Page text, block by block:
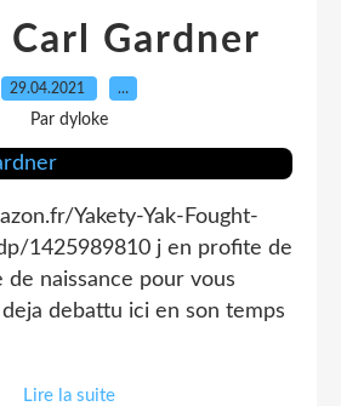
Carl Gardner
29.04.2021 …
Par dyloke
Yakety-Yak-Fought-
1425989810 j en profite de
de naissance pour vous
debattu ici en son temps
Lire la suite